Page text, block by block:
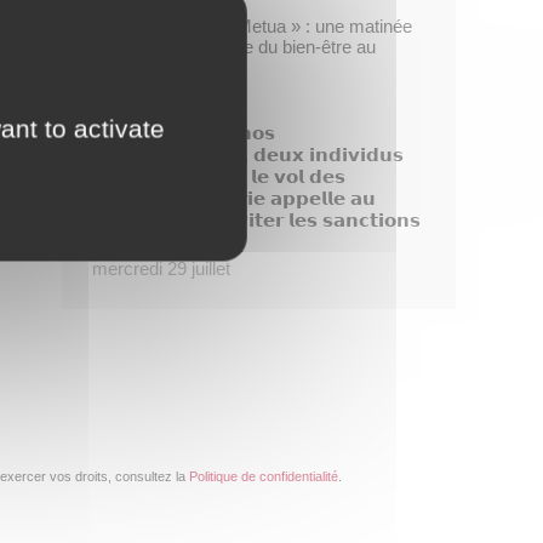
Opération « Taofe Metua » : une matinée
placée sous le signe du bien-être au
𝗗𝗶𝘀𝗽𝗮𝗿𝗶𝘁𝗶𝗼𝗻 𝗱𝗲 𝗻𝗼𝘀
𝗯𝗼𝘂𝗴𝗮𝗶𝗻𝘃𝗶𝗹𝗹𝗶𝗲𝗿𝘀, 𝗱𝗲𝘂𝘅 𝗶𝗻𝗱𝗶𝘃𝗶𝗱𝘂𝘀
𝗶𝗱𝗲𝗻𝘁𝗶𝗳𝗶é𝘀 𝗮𝗽𝗿é𝘀 𝗹𝗲 𝘃𝗼𝗹 𝗱𝗲𝘀
𝗽𝗹𝗮𝗻𝘁𝗲𝘀, 𝗹𝗮 𝗺𝗮𝗶𝗿𝗶𝗲 𝗮𝗽𝗽𝗲𝗹𝗹𝗲 𝗮𝘂
𝗰𝗶𝘃𝗶𝘀𝗺𝗲 𝗽𝗼𝘂𝗿 é𝘃𝗶𝘁𝗲𝗿 𝗹𝗲𝘀 𝘀𝗮𝗻𝗰𝘁𝗶𝗼𝗻𝘀
mercredi 29 juillet
vos droits, consultez la Politique de confidentialité
to activate